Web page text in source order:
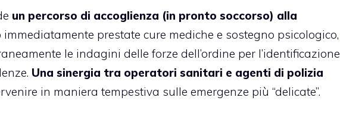
un percorso di accoglienza (in pronto soccorso) alla
immediatamente prestate cure mediche e sostegno psicologico,
le indagini delle forze dell’ordine per l’identificazione
Una sinergia tra operatori sanitari e agenti di polizia
in maniera tempestiva sulle emergenze più “delicate”.